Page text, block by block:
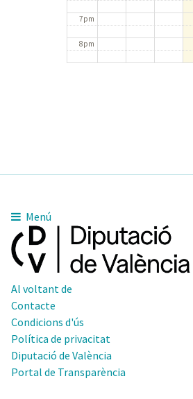
7pm
8pm
Menú
Al voltant de
Contacte
Condicions d'ús
Política de privacitat
Diputació de València
Portal de Transparència